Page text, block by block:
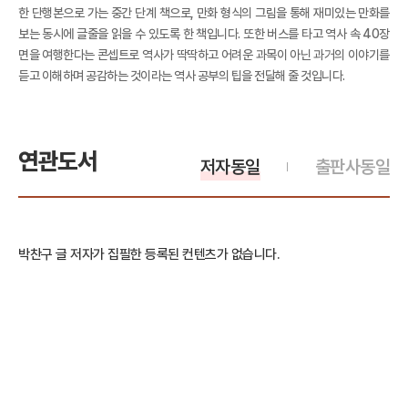
한 단행본으로 가는 중간 단계 책으로, 만화 형식의 그림을 통해 재미있는 만화를
보는 동시에 글줄을 읽을 수 있도록 한 책입니다. 또한 버스를 타고 역사 속 40장
면을 여행한다는 콘셉트로 역사가 딱딱하고 어려운 과목이 아닌 과거의 이야기를
듣고 이해하며 공감하는 것이라는 역사 공부의 팁을 전달해 줄 것입니다.
연관도서 출판사동일
저자동일
박찬구 글 저자가 집필한 등록된 컨텐츠가 없습니다.